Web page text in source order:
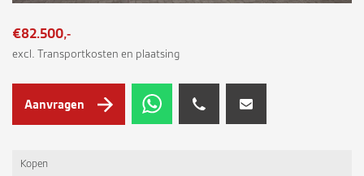
€82.500,-
excl. Transportkosten en plaatsing
Aanvragen
Kopen